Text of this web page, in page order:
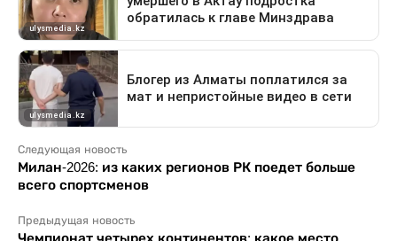
Следующая новость
Милан-2026: из каких регионов РК поедет больше
всего спортсменов
Предыдущая новость
Чемпионат четырех континентов: какое место